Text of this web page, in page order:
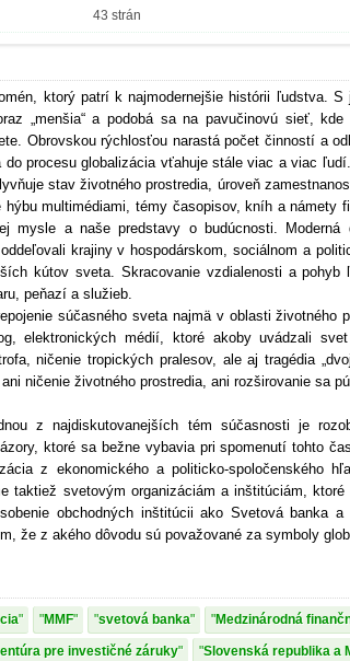
43 strán
ktorý patrí k najmodernejšie histórii ľudstva.
„menšia“ a podobá sa na pavučinovú sieť,
Obrovskou rýchlosťou narastá počet činností a
do procesu globalizácia vťahuje stále viac a viac
stav životného prostredia, úroveň
hýbu multimédiami, témy časopisov, kníh a námety
mysle a naše predstavy o budúcnosti.
krajiny v hospodárskom, sociálnom a
kútov sveta. Skracovanie vzdialenosti a
peňazí a služieb.
súčasného sveta najmä v oblasti životného
elektronických médií, ktoré akoby uvádzali
ničenie tropických pralesov, ale aj tragédia
ničenie životného prostredia, ani rozširovanie sa
z najdiskutovanejších tém súčasnosti je
ktoré sa bežne vybavia pri spomenutí tohto
z ekonomického a politicko-spoločenského
taktiež svetovým organizáciám a inštitúciám,
obchodných inštitúcii ako Svetová banka
že z akého dôvodu sú považované za symboly
MMF svetová banka Medzinárodná
pre investičné záruky Slovenská republika a